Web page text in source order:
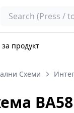
Search
продукт
Схеми